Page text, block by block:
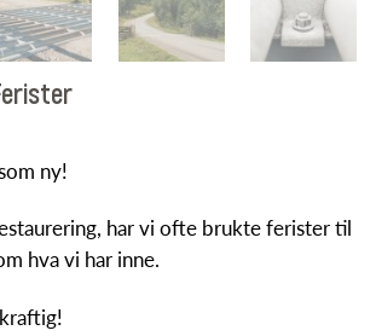
ny!
har vi ofte brukte ferister til
hva vi har inne.